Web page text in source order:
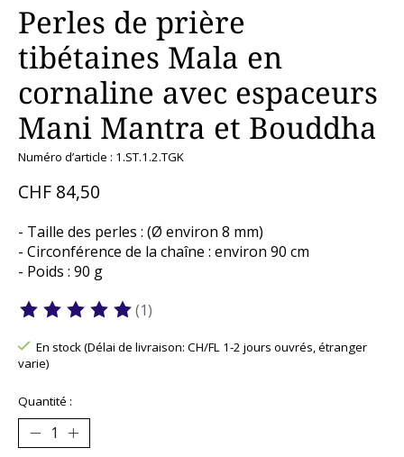
Perles de prière
tibétaines Mala en
cornaline avec espaceurs
Mani Mantra et Bouddha
Numéro d’article : 1.ST.1.2.TGK
CHF 84,50
- Taille des perles : (Ø environ 8 mm)
- Circonférence de la chaîne : environ 90 cm
- Poids : 90 g
Ce produit est évalué à
(1)
En stock (Délai de livraison: CH/FL 1-2 jours ouvrés, étranger
varie)
Quantité :